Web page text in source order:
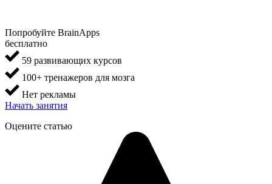
Попробуйте BrainApps
бесплатно
59 развивающих курсов
100+ тренажеров для мозга
Нет рекламы
Начать занятия
Оцените статью